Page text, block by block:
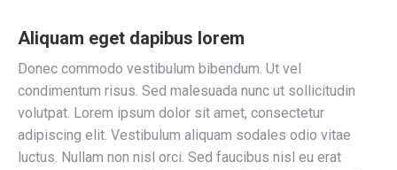
Aliquam eget dapibus lorem
Donec commodo vestibulum bibendum. Ut vel
condimentum risus. Sed malesuada nunc ut sollicitudin
volutpat. Lorem ipsum dolor sit amet, consectetur
adipiscing elit. Vestibulum aliquam sodales odio vitae
luctus. Nullam non nisl orci. Sed faucibus nisl eu erat